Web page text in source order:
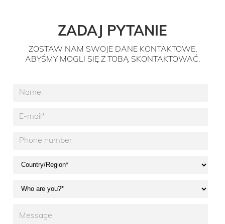
ZADAJ PYTANIE
ZOSTAW NAM SWOJE DANE KONTAKTOWE,
ABYŚMY MOGLI SIĘ Z TOBĄ SKONTAKTOWAĆ.